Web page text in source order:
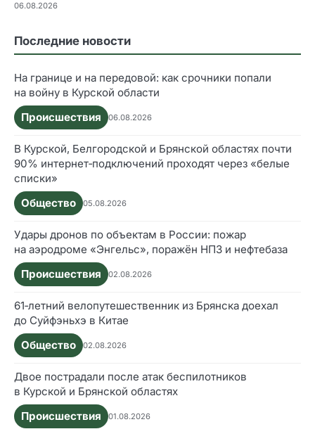
06.08.2026
Последние новости
На границе и на передовой: как срочники попали
на войну в Курской области
Происшествия
06.08.2026
В Курской, Белгородской и Брянской областях почти
90% интернет‑подключений проходят через «белые
списки»
Общество
05.08.2026
Удары дронов по объектам в России: пожар
на аэродроме «Энгельс», поражён НПЗ и нефтебаза
Происшествия
02.08.2026
61‑летний велопутешественник из Брянска доехал
до Суйфэньхэ в Китае
Общество
02.08.2026
Двое пострадали после атак беспилотников
в Курской и Брянской областях
Происшествия
01.08.2026